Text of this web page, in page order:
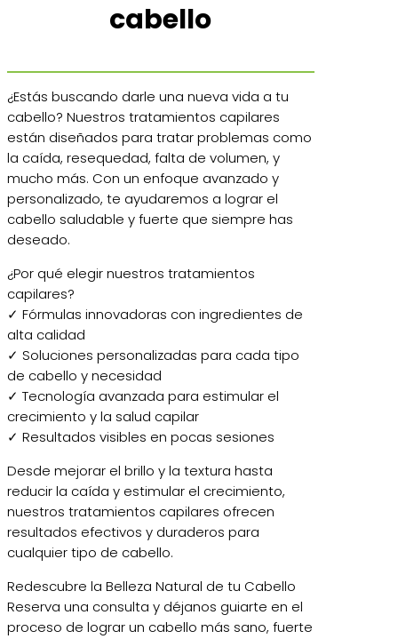
cabello
¿Estás buscando darle una nueva vida a tu
cabello? Nuestros tratamientos capilares
están diseñados para tratar problemas como
la caída, resequedad, falta de volumen, y
mucho más. Con un enfoque avanzado y
personalizado, te ayudaremos a lograr el
cabello saludable y fuerte que siempre has
deseado.
¿Por qué elegir nuestros tratamientos
capilares?
✓ Fórmulas innovadoras con ingredientes de
alta calidad
✓ Soluciones personalizadas para cada tipo
de cabello y necesidad
✓ Tecnología avanzada para estimular el
crecimiento y la salud capilar
✓ Resultados visibles en pocas sesiones
Desde mejorar el brillo y la textura hasta
reducir la caída y estimular el crecimiento,
nuestros tratamientos capilares ofrecen
resultados efectivos y duraderos para
cualquier tipo de cabello.
Redescubre la Belleza Natural de tu Cabello
Reserva una consulta y déjanos guiarte en el
proceso de lograr un cabello más sano, fuerte